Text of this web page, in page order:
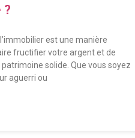
est une manière
fructifier votre argent et de
solide. Que vous soyez
aguerri ou